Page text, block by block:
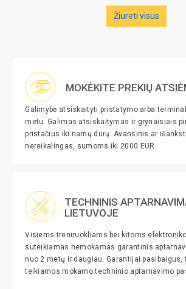
Žiureti visus
MOKĖKITE PREKIŲ
Galimybė atsiskaityti pristatymo arba
metu. Galimas atsiskaitymas ir grynaisiais
pristačius iki namų durų. Avansinis ar
nereikalingas, sumoms iki 2000 EUR.
TECHNINIS
LIETUVOJE
Visiems treniruokliams bei kitoms
suteikiamas nemokamas garantinis
nuo 2 metų ir daugiau. Garantijai pasibaigus,
teikiamos mokamo techninio aptarnavimo